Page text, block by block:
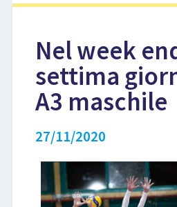
LIBRI
Nel week
settima
A3 maschile
27/11/2020